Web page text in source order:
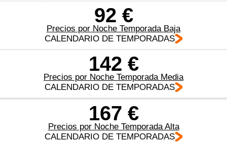
92 €
Precios por Noche Temporada Baja
CALENDARIO DE TEMPORADAS
142 €
Precios por Noche Temporada Media
CALENDARIO DE TEMPORADAS
167 €
Precios por Noche Temporada Alta
CALENDARIO DE TEMPORADAS